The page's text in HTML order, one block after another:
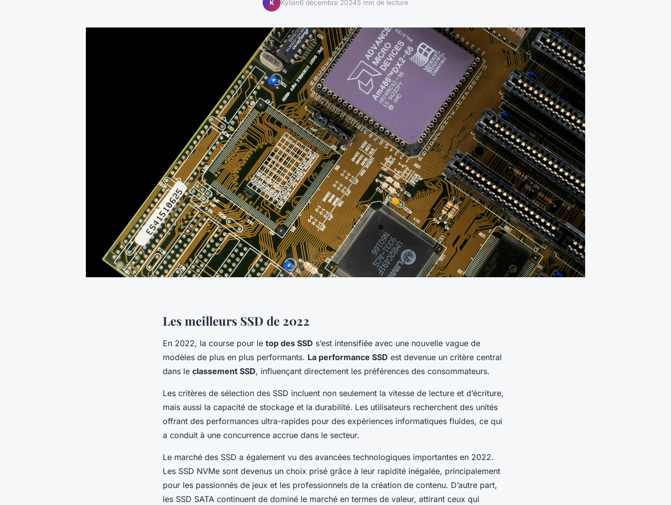
K Kylian6 décembre 20245 min de lecture
Les meilleurs SSD de 2022
En 2022, la course pour le top des SSD s’est intensifiée avec une nouvelle vague de
modèles de plus en plus performants. La performance SSD est devenue un critère central
dans le classement SSD, influençant directement les préférences des consommateurs.
Les critères de sélection des SSD incluent non seulement la vitesse de lecture et d’écriture,
mais aussi la capacité de stockage et la durabilité. Les utilisateurs recherchent des unités
offrant des performances ultra-rapides pour des expériences informatiques fluides, ce qui
a conduit à une concurrence accrue dans le secteur.
Le marché des SSD a également vu des avancées technologiques importantes en 2022.
Les SSD NVMe sont devenus un choix prisé grâce à leur rapidité inégalée, principalement
pour les passionnés de jeux et les professionnels de la création de contenu. D’autre part,
les SSD SATA continuent de dominé le marché en termes de valeur, attirant ceux qui